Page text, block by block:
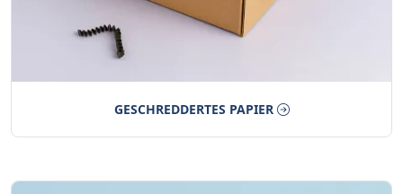
GESCHREDDERTES PAPIER